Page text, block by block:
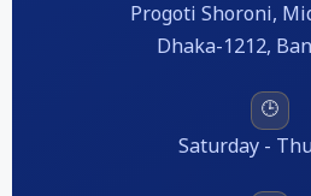
Progoti Shoroni,
Dhaka-1212,
🕒
Saturday -